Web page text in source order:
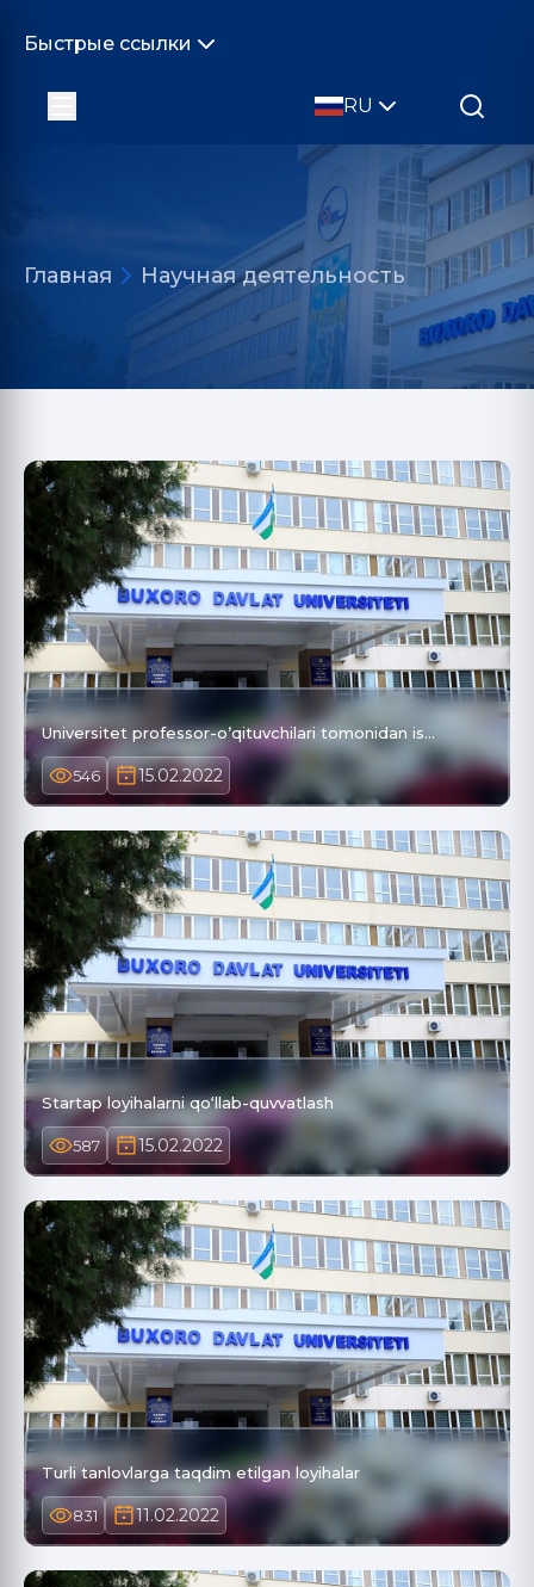
Быстрые ссылки
RU
Главная Научная деятельность
Universitet professor-oʼqituvchilаri tomonidаn is…
546 15.02.2022
Startap loyihalarni qo‘llab-quvvatlash
587 15.02.2022
Turli tanlovlarga taqdim etilgan loyihalar
831 11.02.2022